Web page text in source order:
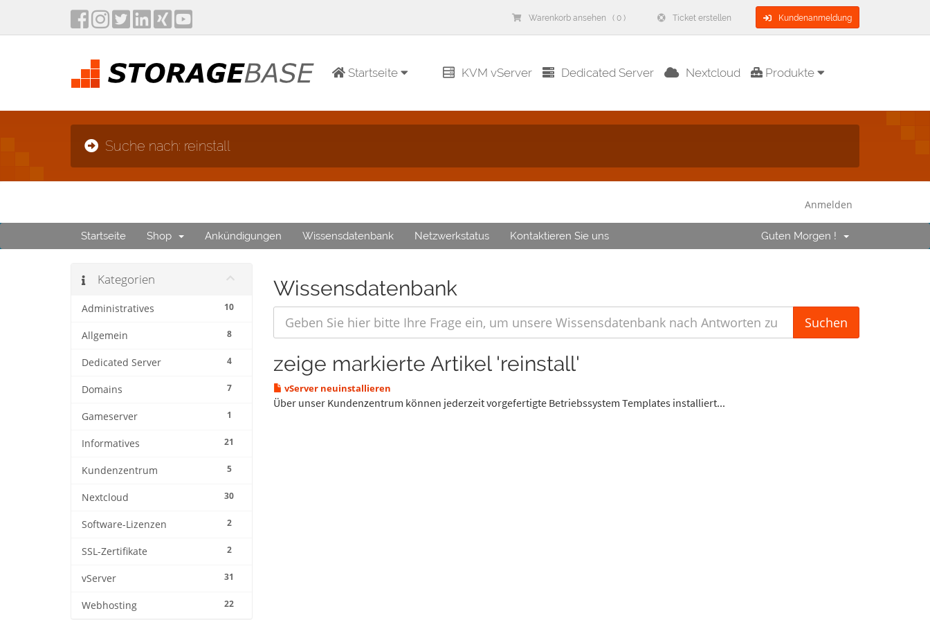
Warenkorb ansehen ( 0 ) Ticket erstellen Kundenanmeldung
Startseite KVM vServer Dedicated Server Nextcloud Produkte
Suche nach: reinstall
Anmelden
Startseite Shop Ankündigungen Wissensdatenbank Netzwerkstatus Kontaktieren Sie uns Guten Morgen !
Wissensdatenbank
Kategorien
10
Administratives
8
Allgemein
4
Dedicated Server
7
Domains
1
Gameserver
21
Informatives
5
Kundenzentrum
30
Nextcloud
2
Software-Lizenzen
2
SSL-Zertifikate
31
vServer
22
Webhosting
zeige markierte Artikel 'reinstall'
vServer neuinstallieren
Über unser Kundenzentrum können jederzeit vorgefertigte Betriebssystem Templates installiert...